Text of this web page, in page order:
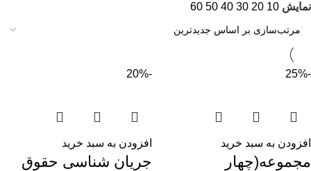
نمایش 10
20
30
40
50
60
-25%
افزودن به سبد خرید
مجموعه(چهار
-20%
افزودن به سبد خرید
جریان شناسی حقوق